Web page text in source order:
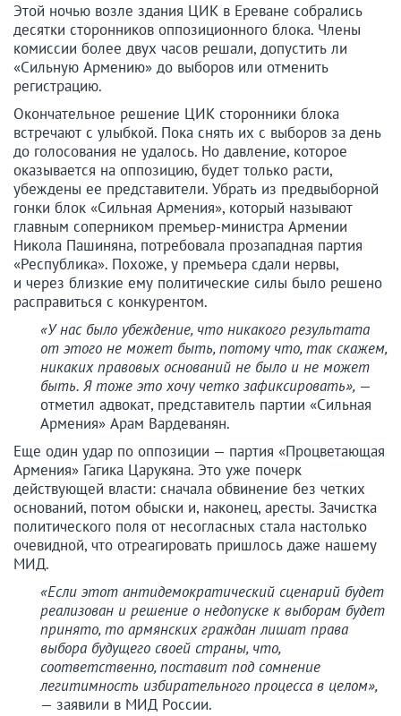
Этой ночью возле здания ЦИК в Ереване собрались
десятки сторонников оппозиционного блока. Члены
комиссии более двух часов решали, допустить ли
«Сильную Армению» до выборов или отменить
регистрацию.
Окончательное решение ЦИК сторонники блока
встречают с улыбкой. Пока снять их с выборов за день
до голосования не удалось. Но давление, которое
оказывается на оппозицию, будет только расти,
убеждены ее представители. Убрать из предвыборной
гонки блок «Сильная Армения», который называют
главным соперником премьер-министра Армении
Никола Пашиняна, потребовала прозападная партия
«Республика». Похоже, у премьера сдали нервы,
и через близкие ему политические силы было решено
расправиться с конкурентом.
«У нас было убеждение, что никакого результата
от этого не может быть, потому что, так скажем,
никаких правовых оснований не было и не может
быть. Я тоже это хочу четко зафиксировать», —
отметил адвокат, представитель партии «Сильная
Армения» Арам Вардеванян.
Еще один удар по оппозиции — партия «Процветающая
Армения» Гагика Царукяна. Это уже почерк
действующей власти: сначала обвинение без четких
оснований, потом обыски и, наконец, аресты. Зачистка
политического поля от несогласных стала настолько
очевидной, что отреагировать пришлось даже нашему
МИД.
«Если этот антидемократический сценарий будет
реализован и решение о недопуске к выборам будет
принято, то армянских граждан лишат права
выбора будущего своей страны, что,
соответственно, поставит под сомнение
легитимность избирательного процесса в целом»,
— заявили в МИД России.